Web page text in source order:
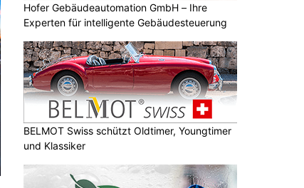
Hofer Gebäudeautomation GmbH – Ihre
Experten für intelligente Gebäudesteuerung
BELMOT Swiss schützt Oldtimer, Youngtimer
und Klassiker